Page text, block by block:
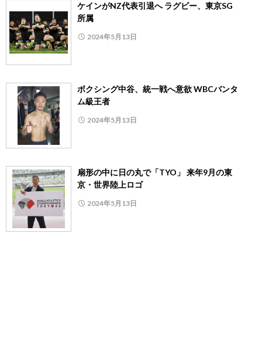
ケインがNZ代表引退へ ラグビー、東京SG
所属
2024年5月13日
ボクシング中谷、統一戦へ意欲 WBCバンタ
ム級王者
2024年5月13日
扇形の中に日の丸で「TYO」 来年9月の東
京・世界陸上ロゴ
2024年5月13日